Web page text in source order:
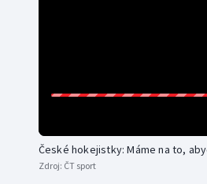
České hokejistky: Máme na to,
Zdroj: ČT sport